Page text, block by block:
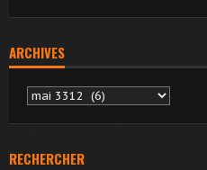
ARCHIVES
Archives
RECHERCHER